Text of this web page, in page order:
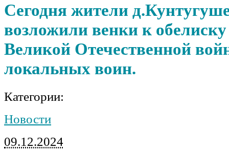
Сегодня жители
возложили венки к
Великой Отечественной
локальных воин.
Категории:
Новости
09.12.2024